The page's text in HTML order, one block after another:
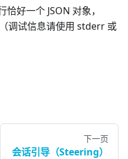
好一个 JSON 对象，
调试信息请使用 stderr 或
下一页
会话引导（Steering）